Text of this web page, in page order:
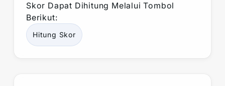
Skor Dapat Dihitung Melalui Tombol
Berikut:
Hitung Skor